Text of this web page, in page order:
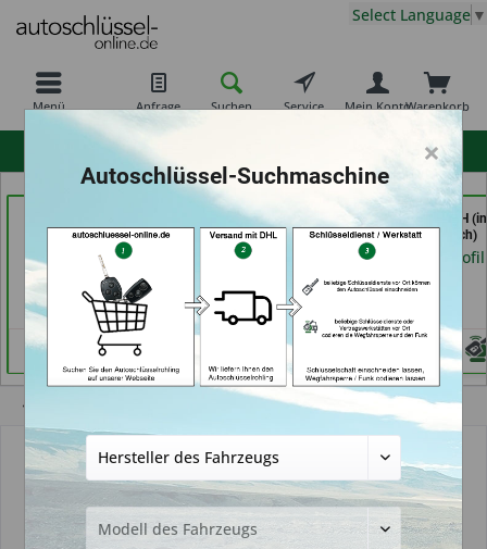
Menü Anfrage Suchen Service Warenkorb
Mein Konto
Select Language ▼
(in Rot am See)
Händlerprofil
Schuh und
Schlüsseldienst Bernd
Schutte im Kaufpark (in
Händlerprofil
Key Tec GmbH (in
Grevenbroich)
Händlerprofil
Autoschlüssel ohne Funk
×
Autoschlüssel-Suchmaschine